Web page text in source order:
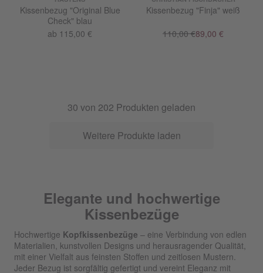
Kissenbezug "Original Blue
Check" blau
ab 115,00 €
Kissenbezug "Finja" weiß
110,00 €89,00 €
30 von 202 Produkten geladen
Weitere Produkte laden
Elegante und hochwertige
Kissenbezüge
Hochwertige Kopfkissenbezüge – eine Verbindung von edlen
Materialien, kunstvollen Designs und herausragender Qualität,
mit einer Vielfalt aus feinsten Stoffen und zeitlosen Mustern.
Jeder Bezug ist sorgfältig gefertigt und vereint Eleganz mit